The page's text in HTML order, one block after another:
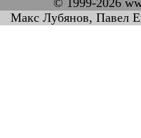
© 1999-2026
Макс Лубянов, Павел